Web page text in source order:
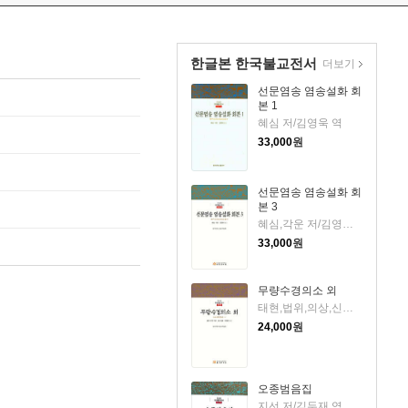
한글본 한국불교전서
선문염송 염송설화 회
본 1
혜심 저/김영욱 역
33,000원
선문염송 염송설화 회
본 3
혜심,각운 저/김영욱 역
33,000원
무량수경의소 외
태현,법위,의상,신방,혜초 저/한명숙 역
24,000원
오종범음집
더보기